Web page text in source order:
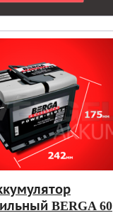
BERGA 60